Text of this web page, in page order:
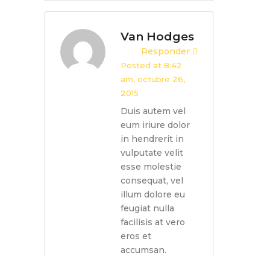
Van Hodges
Responder
Posted at 8:42
am, octubre 26,
2015
Duis autem vel
eum iriure dolor
in hendrerit in
vulputate velit
esse molestie
consequat, vel
illum dolore eu
feugiat nulla
facilisis at vero
eros et
accumsan.